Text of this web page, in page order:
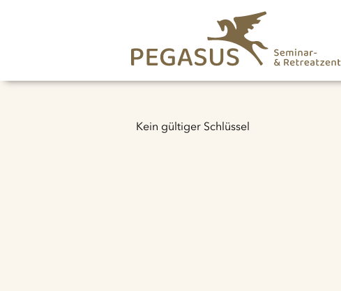
Kein gültiger Schlüssel